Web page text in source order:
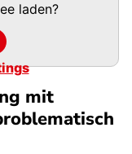
laden?
mit